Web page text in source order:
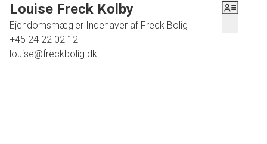
Louise Freck Kolby
Ejendomsmægler Indehaver af Freck Bolig
+45 24 22 02 12
louise@freckbolig.dk